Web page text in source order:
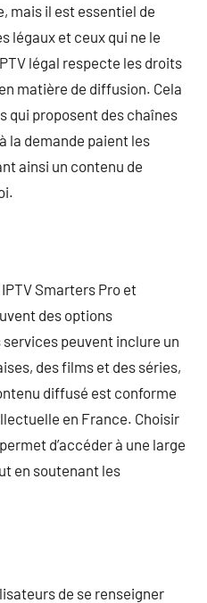
mais il est essentiel de
légaux et ceux qui ne le
légal respecte les droits
matière de diffusion. Cela
qui proposent des chaînes
la demande paient les
ainsi un contenu de
Smarters Pro et
des options
services peuvent inclure un
des films et des séries,
diffusé est conforme
en France. Choisir
d’accéder à une large
en soutenant les
de se renseigner